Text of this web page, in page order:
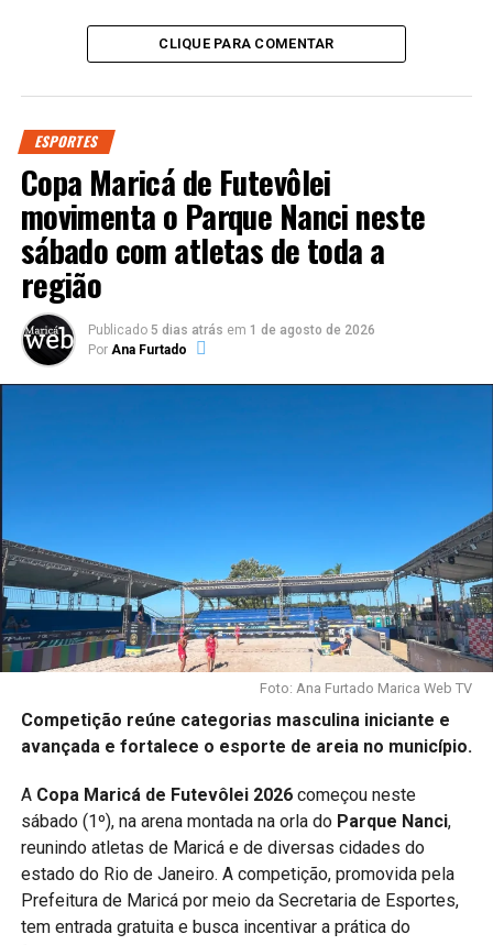
CLIQUE PARA COMENTAR
ESPORTES
Copa Maricá de Futevôlei
movimenta o Parque Nanci neste
sábado com atletas de toda a
região
Publicado 5 dias atrás em 1 de agosto de 2026
Por Ana Furtado
Foto: Ana Furtado Marica Web TV
Competição reúne categorias masculina iniciante e
avançada e fortalece o esporte de areia no município.
A Copa Maricá de Futevôlei 2026começou neste
sábado (1º), na arena montada na orla do Parque Nanci,
reunindo atletas de Maricá e de diversas cidades do
estado do Rio de Janeiro. A competição, promovida pela
Prefeitura de Maricá por meio da Secretaria de Esportes,
tem entrada gratuita e busca incentivar a prática do